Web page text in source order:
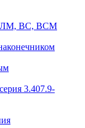
ВС, ВСМ
3.407.9-